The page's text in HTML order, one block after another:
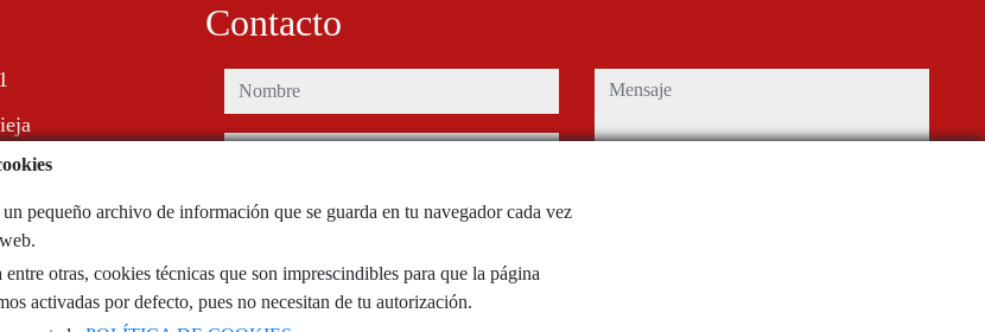
Contacto
nombre
teléfono
e-mail
He leído y acepto las condiciones de uso y política de
privacidad
mensaje
pequeño archivo de información que se guarda en tu navegador cada vez
otras, cookies técnicas que son imprescindibles para que la página
activadas por defecto, pues no necesitan de tu autorización.